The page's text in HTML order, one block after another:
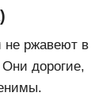
не ржавеют в
дорогие,